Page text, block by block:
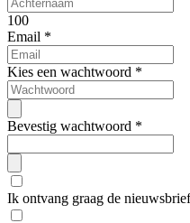
100
Email *
Kies een wachtwoord *
Bevestig wachtwoord *
Ik ontvang graag de